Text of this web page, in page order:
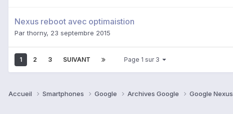
Nexus reboot avec optimaistion
Parthorny, 23 septembre 2015
1 2 3 SUIVANT Page 1 sur 3
Accueil Smartphones Google Archives Google Google Nexus